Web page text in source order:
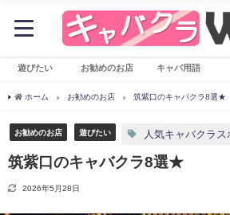
遊びたい お勧めのお店 キャバ用語
ホーム お勧めのお店 筑紫口のキャバクラ8選★
お勧めのお店 遊びたい 人気キャバクラス
筑紫口のキャバクラ8選★
2026年5月28日